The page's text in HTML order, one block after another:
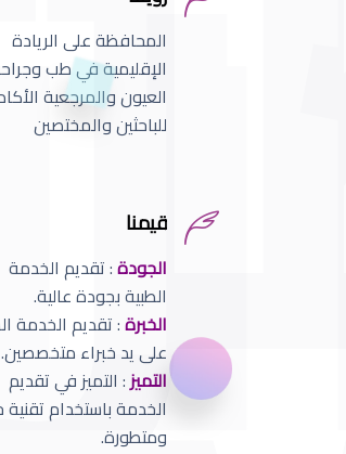
المحافظة على الريادة
الإقليمية في طب
العيون والمرجعية
للباحثين والمختصين
قيمنا
الجودة: تقديم الخدمة
الطبية بجودة عالية.
الخبرة: تقديم الخدمة
على يد خبراء متخصصين.
التميز: التميز في تقديم
الخدمة باستخدام تقنية
ومتطورة.